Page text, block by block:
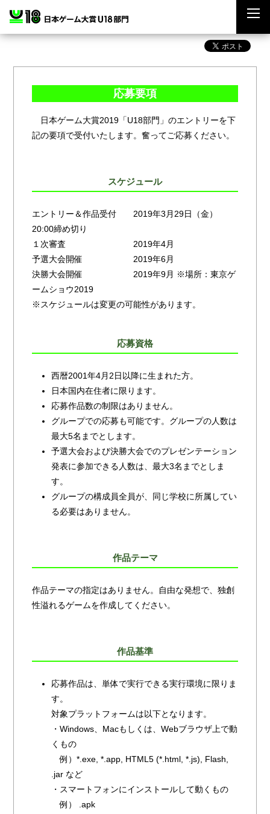
応募要項
日本ゲーム大賞2019「U18部門」のエントリーを下
記の要項で受付いたします。奮ってご応募ください。
スケジュール
エントリー＆作品受付 2019年3月29日（金）
20:00締め切り
１次審査 2019年4月
予選大会開催 2019年6月
決勝大会開催 2019年9月 ※場所：東京ゲ
ームショウ2019
※スケジュールは変更の可能性があります。
応募資格
西暦2001年4月2日以降に生まれた方。
日本国内在住者に限ります。
応募作品数の制限はありません。
グループでの応募も可能です。グループの人数は
最大5名までとします。
予選大会および決勝大会でのプレゼンテーション
発表に参加できる人数は、最大3名までとしま
す。
グループの構成員全員が、同じ学校に所属してい
る必要はありません。
作品テーマ
作品テーマの指定はありません。自由な発想で、独創
性溢れるゲームを作成してください。
作品基準
応募作品は、単体で実行できる実行環境に限りま
す。
対象プラットフォームは以下となります。
・Windows、Macもしくは、Webブラウザ上で動
くもの
例）*.exe, *.app, HTML5 (*.html, *.js), Flash,
.jar など
・スマートフォンにインストールして動くもの
例） .apk